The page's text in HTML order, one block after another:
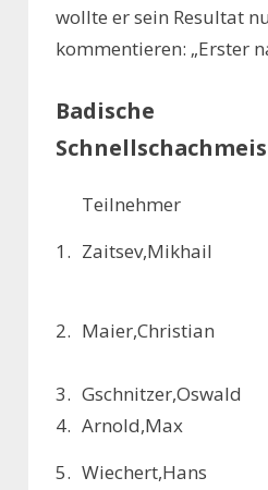
wollte er sein Resultat
kommentieren: „Erster
Badische
Teilnehmer
1. Zaitsev,Mikhail
2. Maier,Christian
3. Gschnitzer,Oswald
4. Arnold,Max
5. Wiechert,Hans